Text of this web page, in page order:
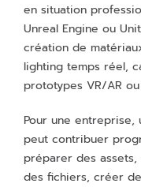
en situation
Unreal Engine ou
création de
lighting temps réel,
prototypes VR/AR
Pour une entreprise,
peut contribuer
préparer des
des fichiers, créer